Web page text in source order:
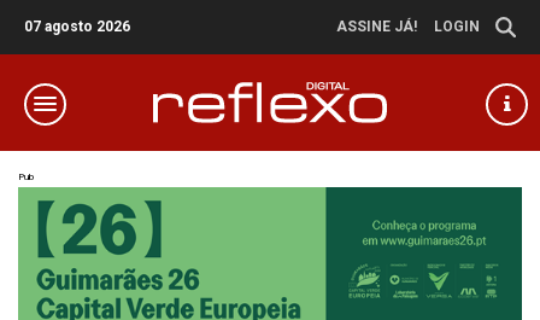
07 agosto 2026 ASSINE JÁ! LOGIN
Pub